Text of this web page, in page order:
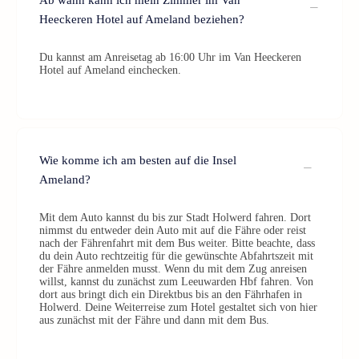
Heeckeren Hotel auf Ameland beziehen?
Du kannst am Anreisetag ab 16:00 Uhr im Van Heeckeren
Hotel auf Ameland einchecken.
Wie komme ich am besten auf die Insel
Ameland?
Mit dem Auto kannst du bis zur Stadt Holwerd fahren. Dort
nimmst du entweder dein Auto mit auf die Fähre oder reist
nach der Fährenfahrt mit dem Bus weiter. Bitte beachte, dass
du dein Auto rechtzeitig für die gewünschte Abfahrtszeit mit
der Fähre anmelden musst. Wenn du mit dem Zug anreisen
willst, kannst du zunächst zum Leeuwarden Hbf fahren. Von
dort aus bringt dich ein Direktbus bis an den Fährhafen in
Holwerd. Deine Weiterreise zum Hotel gestaltet sich von hier
aus zunächst mit der Fähre und dann mit dem Bus.